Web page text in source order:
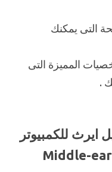
التى يمكنك
المميزة التى
.
ايرث للكمبيوتر
Middle-